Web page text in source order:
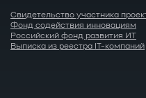
Свидетельство участника
Фонд содействия инновациям
Российский фонд развития ИТ
Выписка из реестра IT-компаний